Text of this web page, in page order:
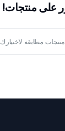
على منتجات!
مطابقة لاختيارك